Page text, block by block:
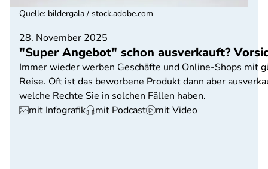
28. November 2025
"Super Angebot" schon ausverkauft?
Immer wieder werben Geschäfte und Online-Shops
Reise. Oft ist das beworbene Produkt dann aber
welche Rechte Sie in solchen Fällen haben.
mit Infografik
mit Podcast mit Video
Quelle: bildergala / stock.adobe.com